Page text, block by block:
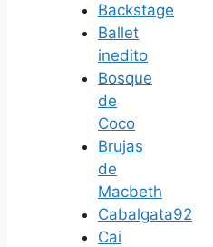
Backstage
Ballet
inedito
Bosque
de
Coco
Brujas
de
Macbeth
Cabalgata92
Cai